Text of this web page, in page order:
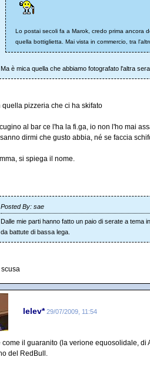
Lo postai secoli fa a Marok, credo prima ancora
quella bottiglietta. Mai vista in commercio, tra
Ma è mica quella che abbiamo fotografato l'altra
quella pizzeria che ci ha skifato
al bar ce l'ha la fi.ga, io non l'ho mai
dirmi che gusto abbia, né se faccia
si spiega il nome.
Posted By: sae
Dalle mie parti hanno fatto un paio di serate a tema
da battute di bassa lega.
lelev* 29/07/2009, 11:54
come il guaranito (la verione equosolidale,
del RedBull.